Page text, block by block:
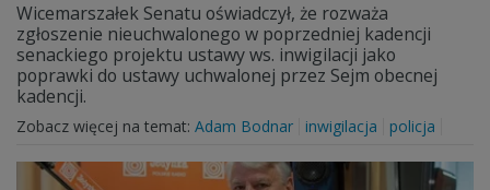
Wicemarszałek Senatu oświadczył, że rozważa
zgłoszenie nieuchwalonego w poprzedniej kadencji
senackiego projektu ustawy ws. inwigilacji jako
poprawki do ustawy uchwalonej przez Sejm obecnej
kadencji.
Zobacz więcej na temat: Adam Bodnar inwigilacja policja